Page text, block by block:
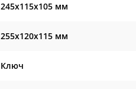
245х115х105 мм
255х120х115 мм
Ключ